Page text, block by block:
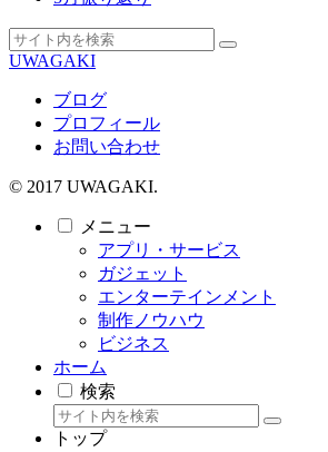
UWAGAKI
ブログ
プロフィール
お問い合わせ
© 2017 UWAGAKI.
メニュー
アプリ・サービス
ガジェット
エンターテインメント
制作ノウハウ
ビジネス
ホーム
検索
トップ